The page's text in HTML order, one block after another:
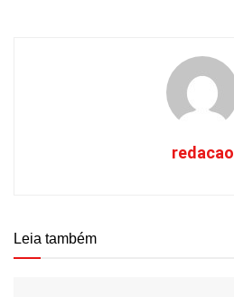
redacao
Leia também